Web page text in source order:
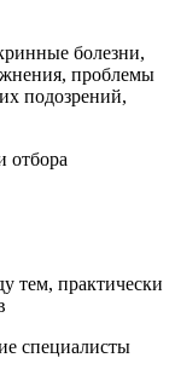
болезни,
проблемы
подозрений,
отбора
тем, практически
специалисты